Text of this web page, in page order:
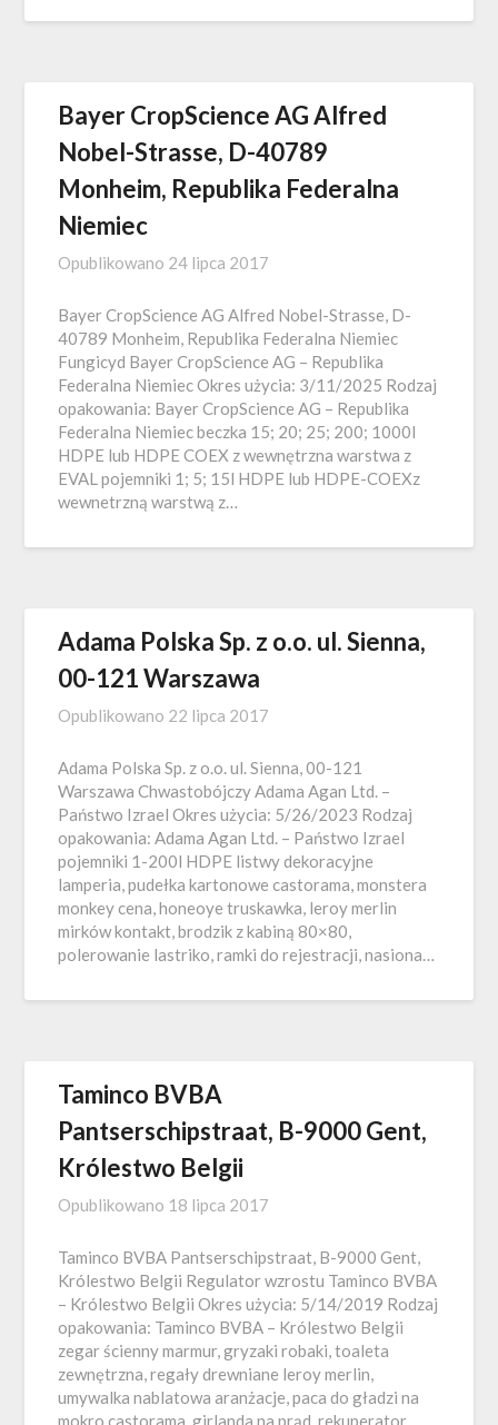
Bayer CropScience AG Alfred
Nobel-Strasse, D-40789
Monheim, Republika Federalna
Niemiec
Opublikowano 24 lipca 2017
Bayer CropScience AG Alfred Nobel-Strasse, D-
40789 Monheim, Republika Federalna Niemiec
Fungicyd Bayer CropScience AG – Republika
Federalna Niemiec Okres użycia: 3/11/2025 Rodzaj
opakowania: Bayer CropScience AG – Republika
Federalna Niemiec beczka 15; 20; 25; 200; 1000l
HDPE lub HDPE COEX z wewnętrzna warstwa z
EVAL pojemniki 1; 5; 15l HDPE lub HDPE-COEXz
wewnetrzną warstwą z…
Adama Polska Sp. z o.o. ul. Sienna,
00-121 Warszawa
Opublikowano 22 lipca 2017
Adama Polska Sp. z o.o. ul. Sienna, 00-121
Warszawa Chwastobójczy Adama Agan Ltd. –
Państwo Izrael Okres użycia: 5/26/2023 Rodzaj
opakowania: Adama Agan Ltd. – Państwo Izrael
pojemniki 1-200l HDPE listwy dekoracyjne
lamperia, pudełka kartonowe castorama, monstera
monkey cena, honeoye truskawka, leroy merlin
mirków kontakt, brodzik z kabiną 80×80,
polerowanie lastriko, ramki do rejestracji, nasiona…
Taminco BVBA
Pantserschipstraat, B-9000 Gent,
Królestwo Belgii
Opublikowano 18 lipca 2017
Taminco BVBA Pantserschipstraat, B-9000 Gent,
Królestwo Belgii Regulator wzrostu Taminco BVBA
– Królestwo Belgii Okres użycia: 5/14/2019 Rodzaj
opakowania: Taminco BVBA – Królestwo Belgii
zegar ścienny marmur, gryzaki robaki, toaleta
zewnętrzna, regały drewniane leroy merlin,
umywalka nablatowa aranżacje, paca do gładzi na
mokro castorama, girlanda na prąd, rekuperator,